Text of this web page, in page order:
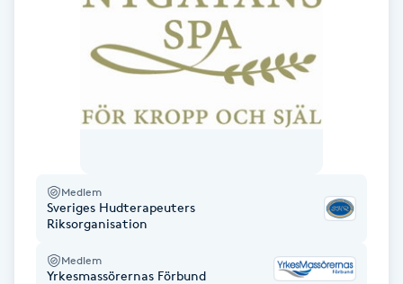
Gua Sha-massage
Hatha Yoga
Medlem
Sveriges Hudterapeuters
Riksorganisation
Medlem
Yrkesmassörernas Förbund